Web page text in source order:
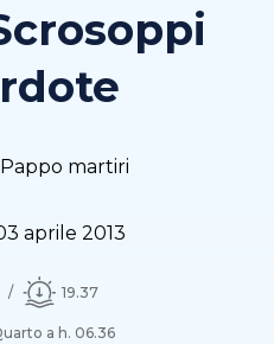
Pappo martiri
aprile 2013
19.37
a h. 06.36